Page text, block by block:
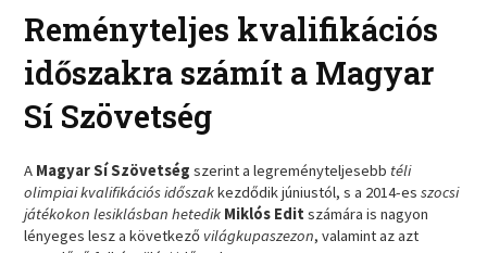
Reményteljes kvalifikációs
időszakra számít a Magyar
Sí Szövetség
A Magyar Sí Szövetség szerint a legreményteljesebb téli
olimpiai kvalifikációs időszakkezdődik júniustól, s a 2014-esszocsi
játékokon lesiklásban hetedik Miklós Edit számára is nagyon
lényeges lesz a következő világkupaszezon, valamint az azt